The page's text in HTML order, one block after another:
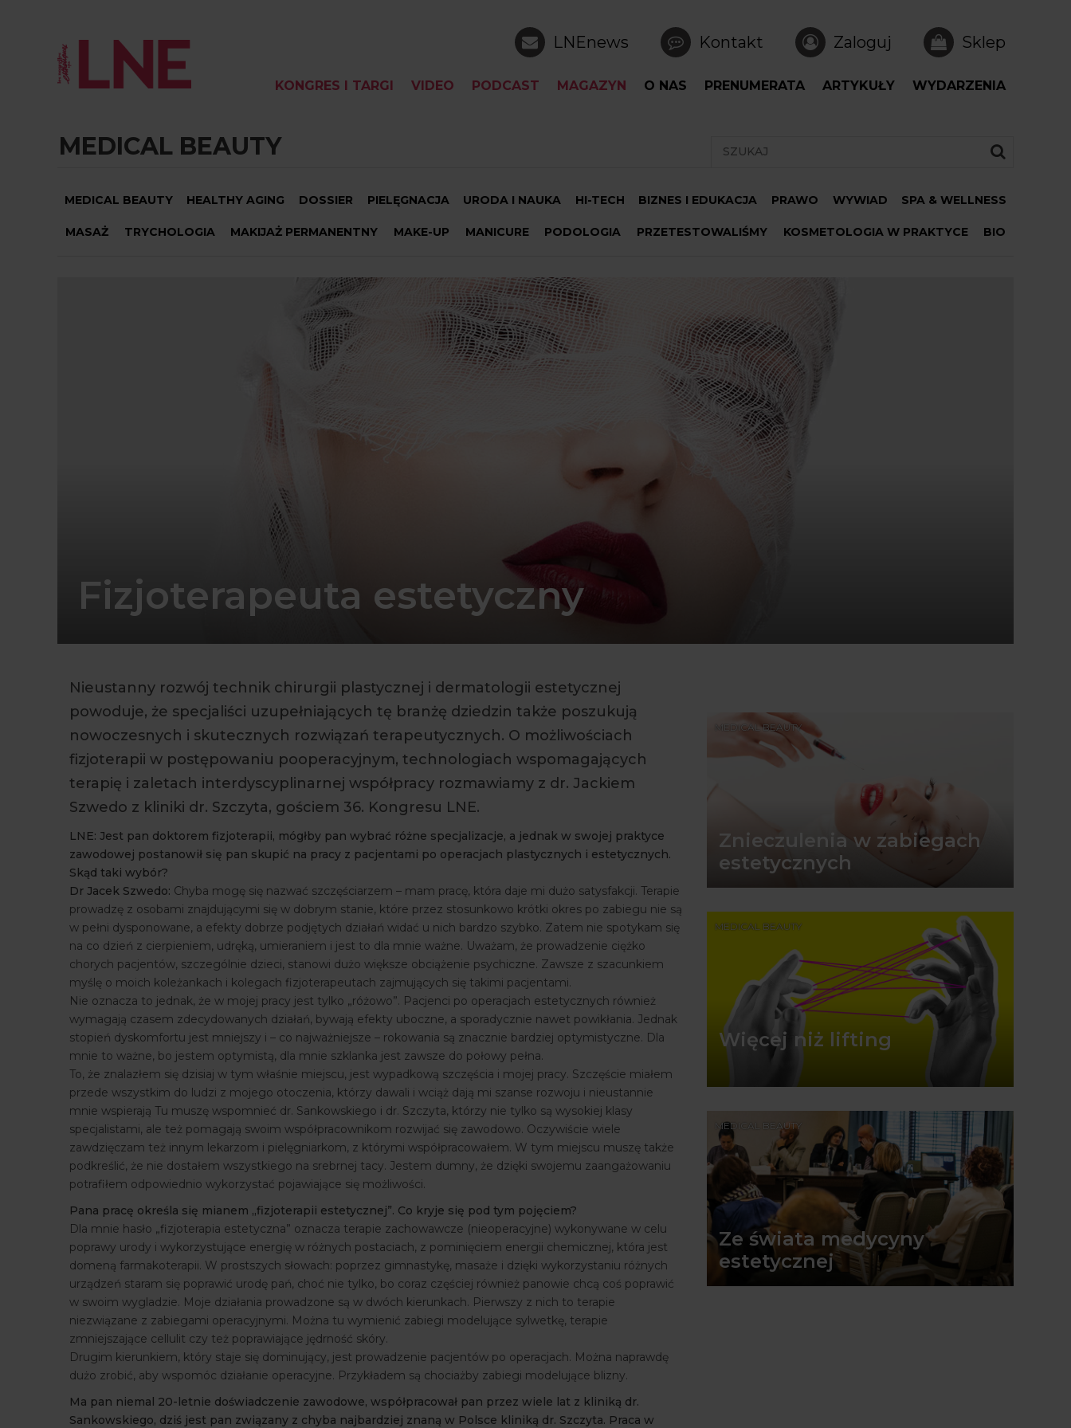
LNEnews Kontakt Zaloguj Sklep
KONGRES I TARGI VIDEO PODCAST MAGAZYN O NAS PRENUMERATA ARTYKUŁY WYDARZENIA
MEDICAL BEAUTY
MEDICAL BEAUTY HEALTHY AGING DOSSIER PIELĘGNACJA URODA I NAUKA HI-TECH BIZNES I EDUKACJA PRAWO WYWIAD SPA & WELLNESS
MASAŻ TRYCHOLOGIA MAKIJAŻ PERMANENTNY MAKE-UP MANICURE PODOLOGIA PRZETESTOWALIŚMY KOSMETOLOGIA W PRAKTYCE BIO
Fizjoterapeuta estetyczny
Nieustanny rozwój technik chirurgii plastycznej i dermatologii estetycznej
powoduje, że specjaliści uzupełniających tę branżę dziedzin także poszukują
nowoczesnych i skutecznych rozwiązań terapeutycznych. O możliwościach
fizjoterapii w postępowaniu pooperacyjnym, technologiach wspomagających
terapię i zaletach interdyscyplinarnej współpracy rozmawiamy z dr. Jackiem
Szwedo z kliniki dr. Szczyta, gościem 36. Kongresu LNE.
LNE: Jest pan doktorem fizjoterapii, mógłby pan wybrać różne specjalizacje, a jednak w swojej praktyce
zawodowej postanowił się pan skupić na pracy z pacjentami po operacjach plastycznych i estetycznych.
Skąd taki wybór?
Dr Jacek Szwedo: Chyba mogę się nazwać szczęściarzem – mam pracę, która daje mi dużo satysfakcji. Terapie
prowadzę z osobami znajdującymi się w dobrym stanie, które przez stosunkowo krótki okres po zabiegu nie są
w pełni dysponowane, a efekty dobrze podjętych działań widać u nich bardzo szybko. Zatem nie spotykam się
na co dzień z cierpieniem, udręką, umieraniem i jest to dla mnie ważne. Uważam, że prowadzenie ciężko
chorych pacjentów, szczególnie dzieci, stanowi dużo większe obciążenie psychiczne. Zawsze z szacunkiem
myślę o moich koleżankach i kolegach fizjoterapeutach zajmujących się takimi pacjentami.
Nie oznacza to jednak, że w mojej pracy jest tylko „różowo”. Pacjenci po operacjach estetycznych również
wymagają czasem zdecydowanych działań, bywają efekty uboczne, a sporadycznie nawet powikłania. Jednak
stopień dyskomfortu jest mniejszy i – co najważniejsze – rokowania są znacznie bardziej optymistyczne. Dla
mnie to ważne, bo jestem optymistą, dla mnie szklanka jest zawsze do połowy pełna.
To, że znalazłem się dzisiaj w tym właśnie miejscu, jest wypadkową szczęścia i mojej pracy. Szczęście miałem
przede wszystkim do ludzi z mojego otoczenia, którzy dawali i wciąż dają mi szanse rozwoju i nieustannie
mnie wspierają Tu muszę wspomnieć dr. Sankowskiego i dr. Szczyta, którzy nie tylko są wysokiej klasy
specjalistami, ale też pomagają swoim współpracownikom rozwijać się zawodowo. Oczywiście wiele
zawdzięczam też innym lekarzom i pielęgniarkom, z którymi współpracowałem. W tym miejscu muszę także
podkreślić, że nie dostałem wszystkiego na srebrnej tacy. Jestem dumny, że dzięki swojemu zaangażowaniu
potrafiłem odpowiednio wykorzystać pojawiające się możliwości.
Pana pracę określa się mianem „fizjoterapii estetycznej”. Co kryje się pod tym pojęciem?
Dla mnie hasło „fizjoterapia estetyczna” oznacza terapie zachowawcze (nieoperacyjne) wykonywane w celu
poprawy urody i wykorzystujące energię w różnych postaciach, z pominięciem energii chemicznej, która jest
domeną farmakoterapii. W prostszych słowach: poprzez gimnastykę, masaże i dzięki wykorzystaniu różnych
urządzeń staram się poprawić urodę pań, choć nie tylko, bo coraz częściej również panowie chcą coś poprawić
w swoim wygladzie. Moje działania prowadzone są w dwóch kierunkach. Pierwszy z nich to terapie
niezwiązane z zabiegami operacyjnymi. Można tu wymienić zabiegi modelujące sylwetkę, terapie
zmniejszające cellulit czy też poprawiające jędrność skóry.
Drugim kierunkiem, który staje się dominujący, jest prowadzenie pacjentów po operacjach. Można naprawdę
dużo zrobić, aby wspomóc działanie operacyjne. Przykładem są chociażby zabiegi modelujące blizny.
Ma pan niemal 20-letnie doświadczenie zawodowe, współpracował pan przez wiele lat z kliniką dr.
Sankowskiego, dziś jest pan związany z chyba najbardziej znaną w Polsce kliniką dr. Szczyta. Praca w
MEDICAL BEAUTY
Znieczulenia w zabiegach
estetycznych
MEDICAL BEAUTY
Więcej niż lifting
MEDICAL BEAUTY
Ze świata medycyny
estetycznej